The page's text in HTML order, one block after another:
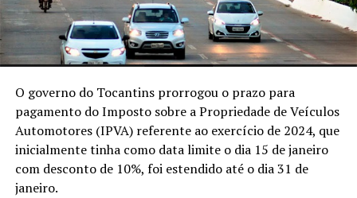
O governo do Tocantins prorrogou o prazo para
pagamento do Imposto sobre a Propriedade de Veículos
Automotores (IPVA) referente ao exercício de 2024, que
inicialmente tinha como data limite o dia 15 de janeiro
com desconto de 10%, foi estendido até o dia 31 de
janeiro.